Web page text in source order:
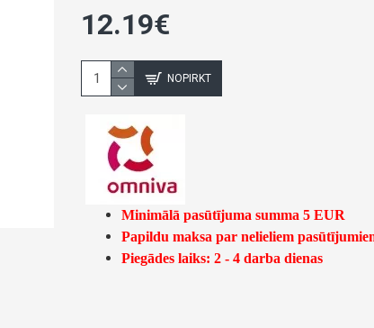
12.19€
NOPIRKT
Minimālā pasūtījuma summa 5 EUR
Papildu maksa par nelieliem
Piegādes laiks: 2 - 4 darba dienas